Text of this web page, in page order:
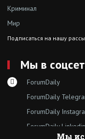
Криминал
Мир
Подписаться на нашу
Мы в
ForumDaily
ForumDaily
ForumDaily
ForumDaily Linkedin
Мы